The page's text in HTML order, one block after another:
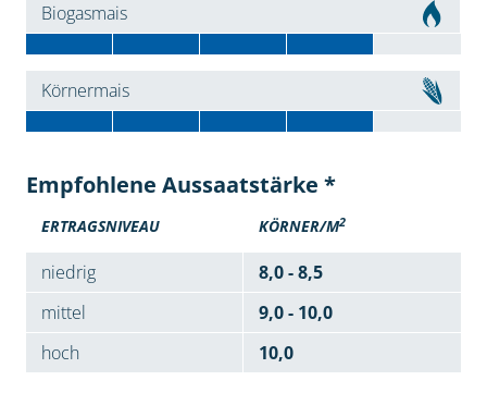
Biogasmais
Körnermais
Empfohlene Aussaatstärke *
ERTRAGSNIVEAU KÖRNER/M2
niedrig
8,0 - 8,5
mittel
9,0 - 10,0
hoch
10,0